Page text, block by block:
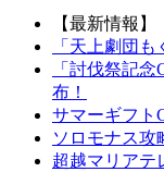
【最新情報】
「天上劇団
「討伐祭記
布！
サマーギフト
ソロモナス攻
超越マリアテ